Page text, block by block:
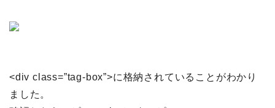
<div class=”tag-box”>に格納されていることがわかり
ました。